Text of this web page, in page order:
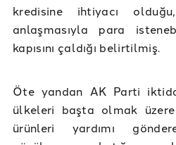
kredisine ihtiyacı
anlaşmasıyla para
kapısını çaldığı belirtilmiş.
Öte yandan AK Parti
ülkeleri başta olmak
ürünleri yardımı